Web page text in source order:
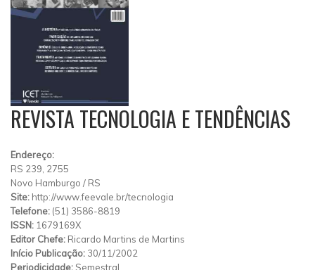
REVISTA TECNOLOGIA E TENDÊNCIAS
Endereço:
RS 239, 2755
Novo Hamburgo / RS
Site: http://www.feevale.br/tecnologia
Telefone: (51) 3586-8819
ISSN: 1679169X
Editor Chefe: Ricardo Martins de Martins
Início Publicação: 30/11/2002
Periodicidade: Semestral